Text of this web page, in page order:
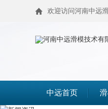
欢迎访问河南中远
中远首页